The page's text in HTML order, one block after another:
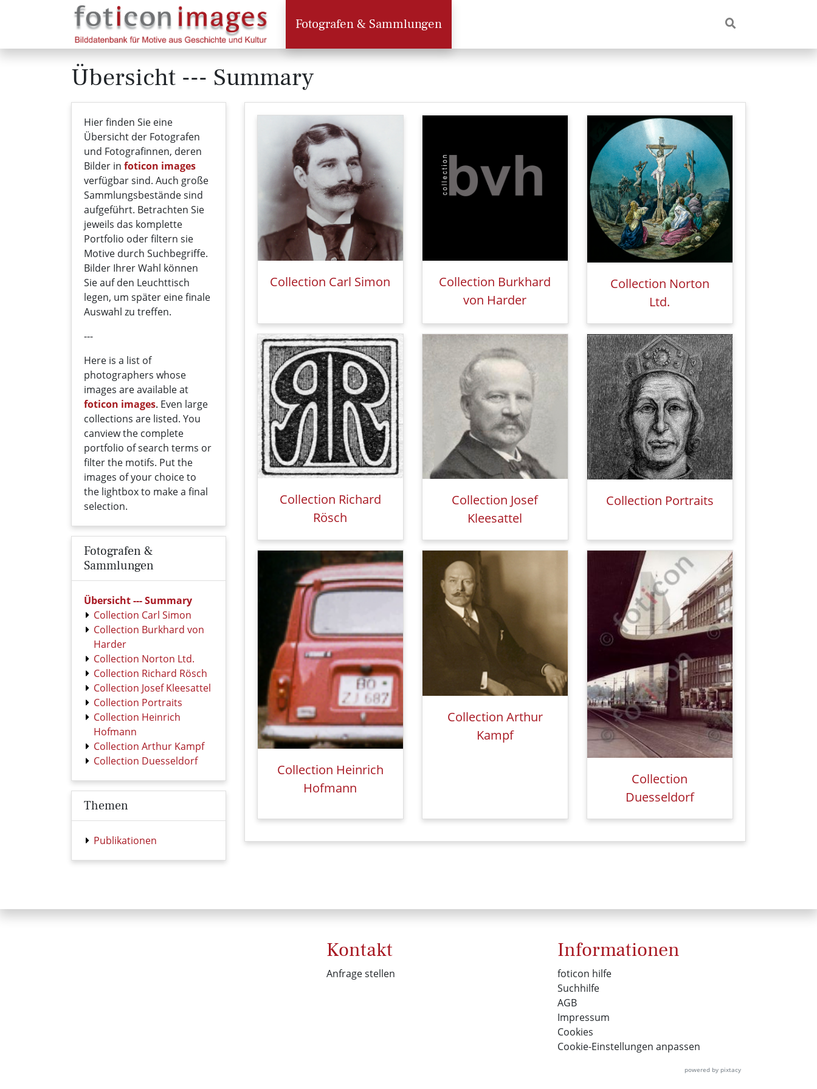
Fotografen & Sammlungen
Übersicht --- Summary
Hier finden Sie eine
Übersicht der Fotografen
und Fotografinnen, deren
Bilder in foticon images
verfügbar sind. Auch große
Sammlungsbestände sind
aufgeführt. Betrachten Sie
jeweils das komplette
Portfolio oder filtern sie
Motive durch Suchbegriffe.
Bilder Ihrer Wahl können
Sie auf den Leuchttisch
legen, um später eine finale
Auswahl zu treffen.
---
Here is a list of
photographers whose
images areavailableat
foticon images. Even large
collections are listed. You
canview the complete
portfolio ofsearch terms or
filterthe motifs. Put the
images of your choiceto
the lightboxto make a final
selection.
Fotografen &
Sammlungen
Übersicht --- Summary
Collection Carl Simon
Collection Burkhard von
Harder
Collection Norton Ltd.
Collection Richard Rösch
Collection Josef Kleesattel
Collection Portraits
Collection Heinrich
Hofmann
Collection Arthur Kampf
Collection Duesseldorf
Themen
Publikationen
Collection Carl Simon
Collection Burkhard
von Harder
Collection Norton
Ltd.
Collection Richard
Rösch
Collection Josef
Kleesattel
Collection Portraits
Collection Heinrich
Hofmann
Collection Arthur
Kampf
Collection
Duesseldorf
Kontakt
Anfrage stellen
Informationen
foticon hilfe
Suchhilfe
AGB
Impressum
Cookies
Cookie-Einstellungen anpassen
powered by pixtacy